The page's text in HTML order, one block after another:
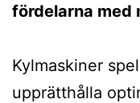
fördelarna med
Kylmaskiner
upprätthålla